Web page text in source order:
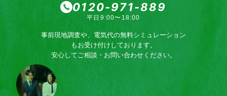
0120-971-889
平日9:00〜18:00
事前現地調査や、電気代の無料シミュレーション
もお受け付けしております。
安心してご相談・お問い合わせください。